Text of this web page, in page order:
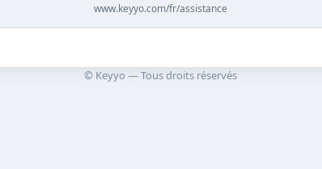
www.keyyo.com/fr/assistance
© Keyyo — Tous droits réservés